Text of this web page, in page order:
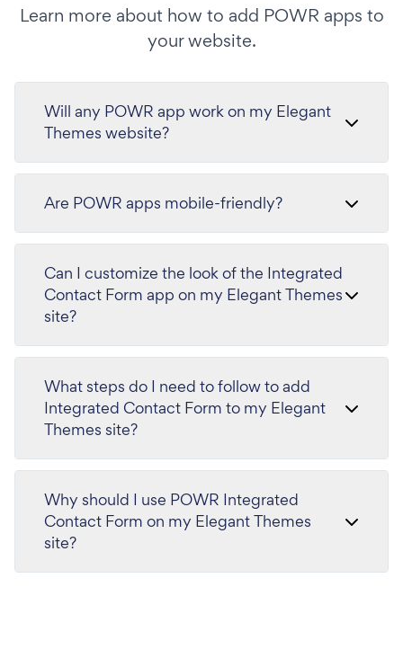
Learn more about how to add POWR apps to
your website.
Will any POWR app work on my Elegant
Themes website?
Are POWR apps mobile-friendly?
Can I customize the look of the Integrated
Contact Form app on my Elegant Themes
site?
What steps do I need to follow to add
Integrated Contact Form to my Elegant
Themes site?
Why should I use POWR Integrated
Contact Form on my Elegant Themes
site?